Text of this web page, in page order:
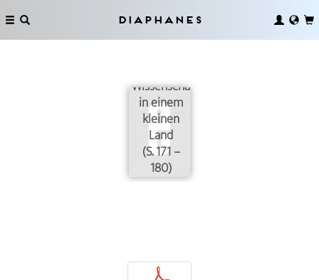
Diaphanes
Wissenschaft
in einem
kleinen
Land
(S. 171 –
180)